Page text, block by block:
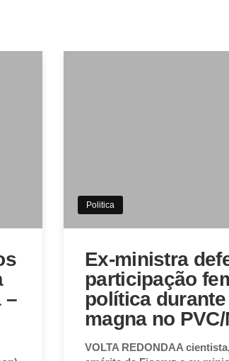
–
Politica
Ex-ministra
participação
política
magna no PVC/
VOLTA REDONDAA